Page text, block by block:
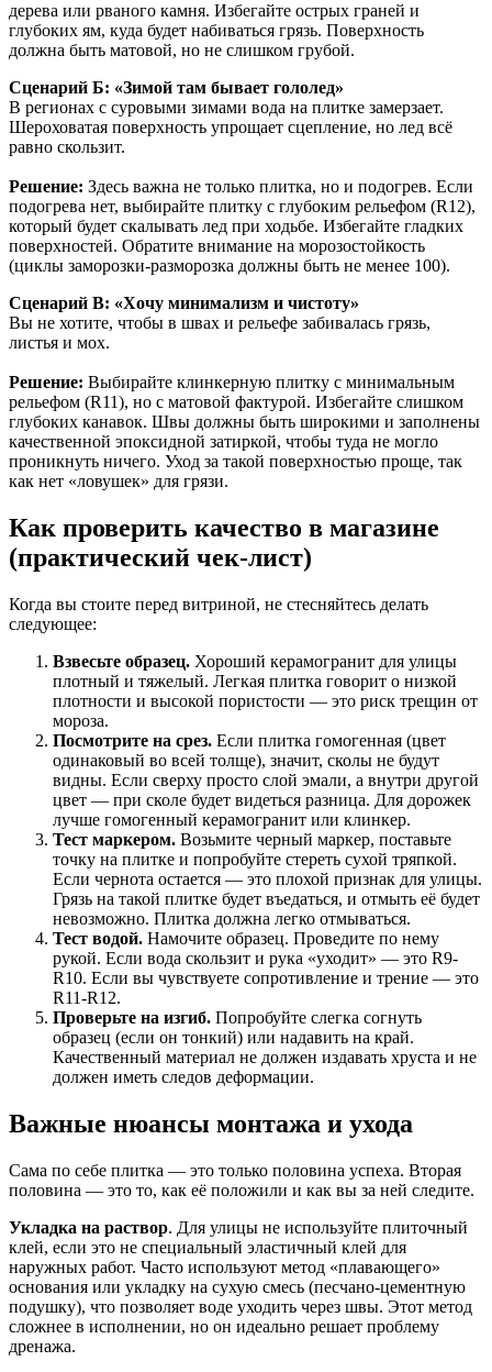
дерева или рваного камня. Избегайте острых граней и
глубоких ям, куда будет набиваться грязь. Поверхность
должна быть матовой, но не слишком грубой.
Сценарий Б: «Зимой там бывает гололед»
В регионах с суровыми зимами вода на плитке замерзает.
Шероховатая поверхность упрощает сцепление, но лед всё
равно скользит.
Решение: Здесь важна не только плитка, но и подогрев. Если
подогрева нет, выбирайте плитку с глубоким рельефом (R12),
который будет скалывать лед при ходьбе. Избегайте гладких
поверхностей. Обратите внимание на морозостойкость
(циклы заморозки-разморозка должны быть не менее 100).
Сценарий В: «Хочу минимализм и чистоту»
Вы не хотите, чтобы в швах и рельефе забивалась грязь,
листья и мох.
Решение: Выбирайте клинкерную плитку с минимальным
рельефом (R11), но с матовой фактурой. Избегайте слишком
глубоких канавок. Швы должны быть широкими и заполнены
качественной эпоксидной затиркой, чтобы туда не могло
проникнуть ничего. Уход за такой поверхностью проще, так
как нет «ловушек» для грязи.
Как проверить качество в магазине
(практический чек-лист)
Когда вы стоите перед витриной, не стесняйтесь делать
следующее:
Взвесьте образец. Хороший керамогранит для улицы
плотный и тяжелый. Легкая плитка говорит о низкой
плотности и высокой пористости — это риск трещин от
мороза.
Посмотрите на срез. Если плитка гомогенная (цвет
одинаковый во всей толще), значит, сколы не будут
видны. Если сверху просто слой эмали, а внутри другой
цвет — при сколе будет видеться разница. Для дорожек
лучше гомогенный керамогранит или клинкер.
Тест маркером. Возьмите черный маркер, поставьте
точку на плитке и попробуйте стереть сухой тряпкой.
Если чернота остается — это плохой признак для улицы.
Грязь на такой плитке будет въедаться, и отмыть её будет
невозможно. Плитка должна легко отмываться.
Тест водой. Намочите образец. Проведите по нему
рукой. Если вода скользит и рука «уходит» — это R9-
R10. Если вы чувствуете сопротивление и трение — это
R11-R12.
Проверьте на изгиб. Попробуйте слегка согнуть
образец (если он тонкий) или надавить на край.
Качественный материал не должен издавать хруста и не
должен иметь следов деформации.
Важные нюансы монтажа и ухода
Сама по себе плитка — это только половина успеха. Вторая
половина — это то, как её положили и как вы за ней следите.
Укладка на раствор. Для улицы не используйте плиточный
клей, если это не специальный эластичный клей для
наружных работ. Часто используют метод «плавающего»
основания или укладку на сухую смесь (песчано-цементную
подушку), что позволяет воде уходить через швы. Этот метод
сложнее в исполнении, но он идеально решает проблему
дренажа.